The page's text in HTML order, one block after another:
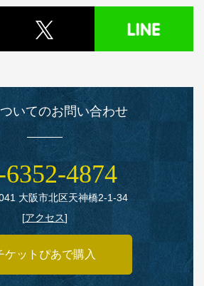
いてのお問い合わせ
大阪市北区天神橋2‑1‑34
[アクセス]
ケットぴあで購入